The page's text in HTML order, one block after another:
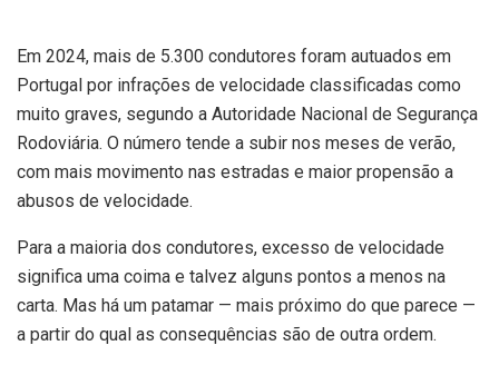
Em 2024, mais de 5.300 condutores foram autuados em
Portugal por infrações de velocidade classificadas como
muito graves, segundo a Autoridade Nacional de Segurança
Rodoviária. O número tende a subir nos meses de verão,
com mais movimento nas estradas e maior propensão a
abusos de velocidade.
Para a maioria dos condutores, excesso de velocidade
significa uma coima e talvez alguns pontos a menos na
carta. Mas há um patamar — mais próximo do que parece —
a partir do qual as consequências são de outra ordem.